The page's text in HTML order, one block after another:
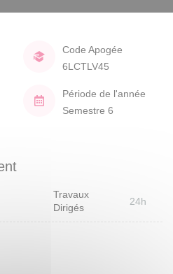
Code Apogée
6LCTLV45
Période de l'année
Semestre 6
Travaux
Dirigés
24h